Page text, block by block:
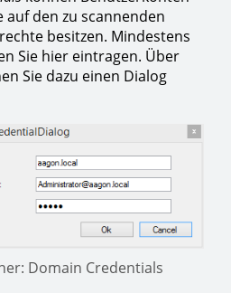
den zu scannenden
besitzen. Mindestens
Sie hier eintragen. Über
Sie dazu einen Dialog
Domain Credentials